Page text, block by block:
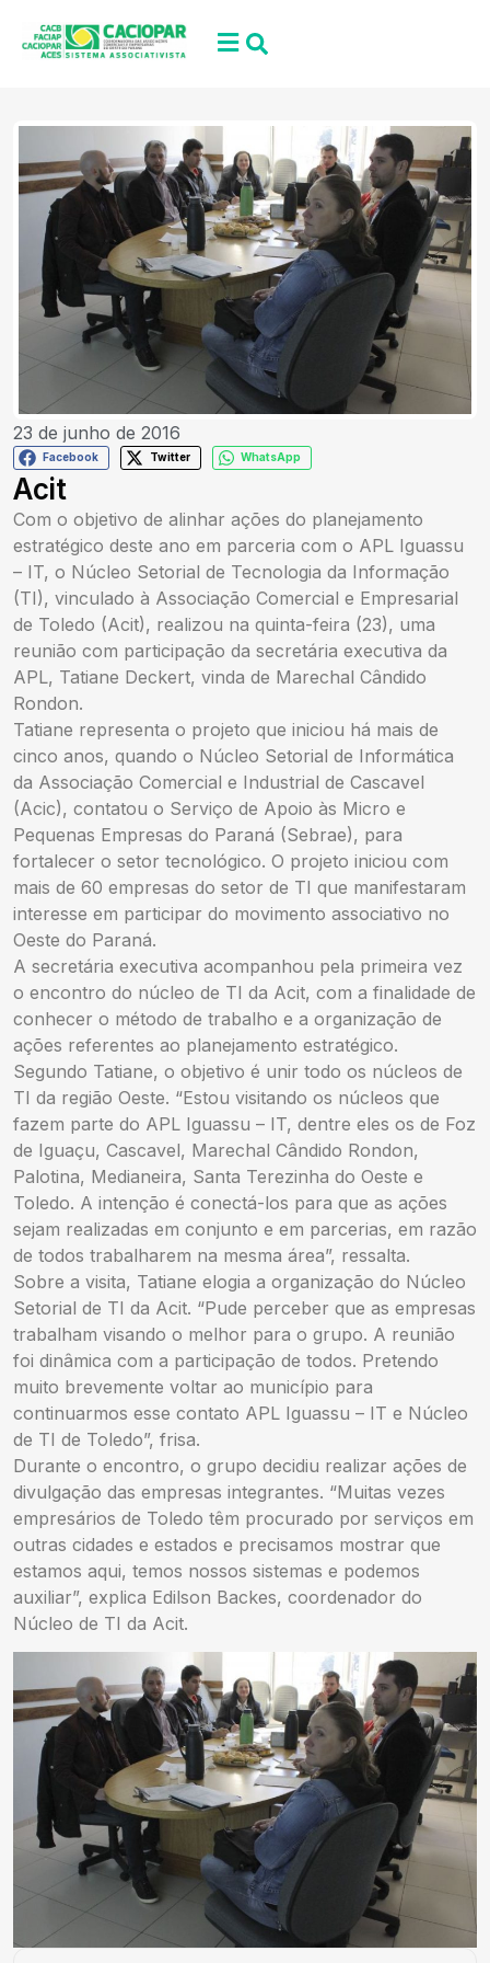
23 de junho de 2016
Facebook Twitter WhatsApp
Acit
Com o objetivo de alinhar ações do planejamento
estratégico deste ano em parceria com o APL Iguassu
– IT, o Núcleo Setorial de Tecnologia da Informação
(TI), vinculado à Associação Comercial e Empresarial
de Toledo (Acit), realizou na quinta-feira (23), uma
reunião com participação da secretária executiva da
APL, Tatiane Deckert, vinda de Marechal Cândido
Rondon.
Tatiane representa o projeto que iniciou há mais de
cinco anos, quando o Núcleo Setorial de Informática
da Associação Comercial e Industrial de Cascavel
(Acic), contatou o Serviço de Apoio às Micro e
Pequenas Empresas do Paraná (Sebrae), para
fortalecer o setor tecnológico. O projeto iniciou com
mais de 60 empresas do setor de TI que manifestaram
interesse em participar do movimento associativo no
Oeste do Paraná.
A secretária executiva acompanhou pela primeira vez
o encontro do núcleo de TI da Acit, com a finalidade de
conhecer o método de trabalho e a organização de
ações referentes ao planejamento estratégico.
Segundo Tatiane, o objetivo é unir todo os núcleos de
TI da região Oeste. “Estou visitando os núcleos que
fazem parte do APL Iguassu – IT, dentre eles os de Foz
de Iguaçu, Cascavel, Marechal Cândido Rondon,
Palotina, Medianeira, Santa Terezinha do Oeste e
Toledo. A intenção é conectá-los para que as ações
sejam realizadas em conjunto e em parcerias, em razão
de todos trabalharem na mesma área”, ressalta.
Sobre a visita, Tatiane elogia a organização do Núcleo
Setorial de TI da Acit. “Pude perceber que as empresas
trabalham visando o melhor para o grupo. A reunião
foi dinâmica com a participação de todos. Pretendo
muito brevemente voltar ao município para
continuarmos esse contato APL Iguassu – IT e Núcleo
de TI de Toledo”, frisa.
Durante o encontro, o grupo decidiu realizar ações de
divulgação das empresas integrantes. “Muitas vezes
empresários de Toledo têm procurado por serviços em
outras cidades e estados e precisamos mostrar que
estamos aqui, temos nossos sistemas e podemos
auxiliar”, explica Edilson Backes, coordenador do
Núcleo de TI da Acit.